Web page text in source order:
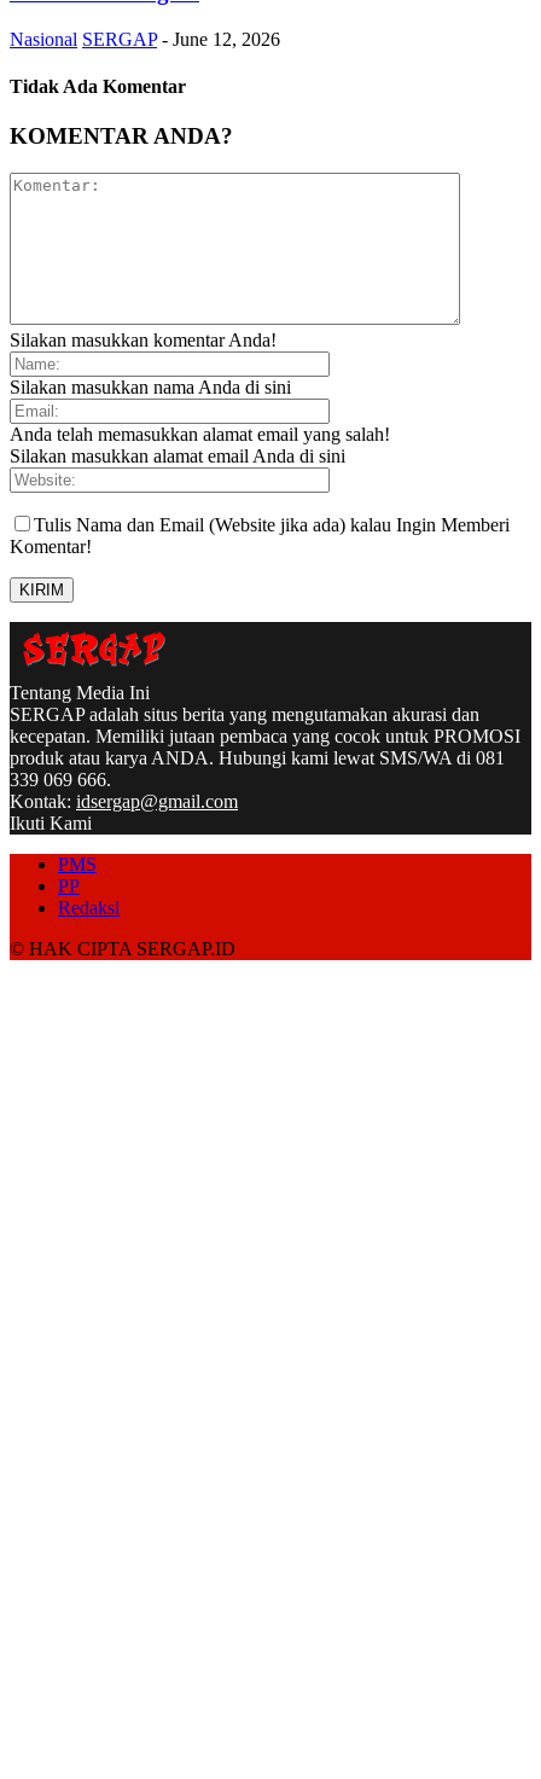
Nasional SERGAP - June 12, 2026
Tidak Ada Komentar
KOMENTAR ANDA?
Silakan masukkan komentar Anda!
Silakan masukkan nama Anda di sini
Anda telah memasukkan alamat email yang salah!
Silakan masukkan alamat email Anda di sini
Tulis Nama dan Email (Website jika ada) kalau Ingin Memberi
Komentar!
Tentang Media Ini
SERGAP adalah situs berita yang mengutamakan akurasi dan
kecepatan. Memiliki jutaan pembaca yang cocok untuk PROMOSI
produk atau karya ANDA. Hubungi kami lewat SMS/WA di 081
339 069 666.
Kontak: idsergap@gmail.com
Ikuti Kami
PMS
PP
Redaksi
© HAK CIPTA SERGAP.ID